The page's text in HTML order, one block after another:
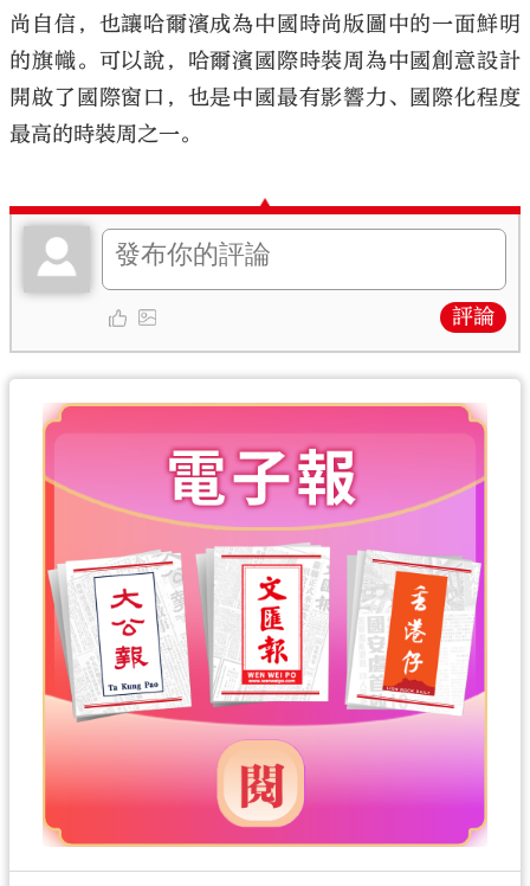
尚自信，也讓哈爾濱成為中國時尚版圖中的一面鮮明
的旗幟。可以說，哈爾濱國際時裝周為中國創意設計
開啟了國際窗口，也是中國最有影響力、國際化程度
最高的時裝周之一。
評論